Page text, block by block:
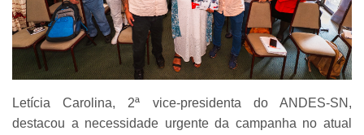
Letícia Carolina, 2ª vice-presidenta do ANDES-SN,
destacou a necessidade urgente da campanha no atual